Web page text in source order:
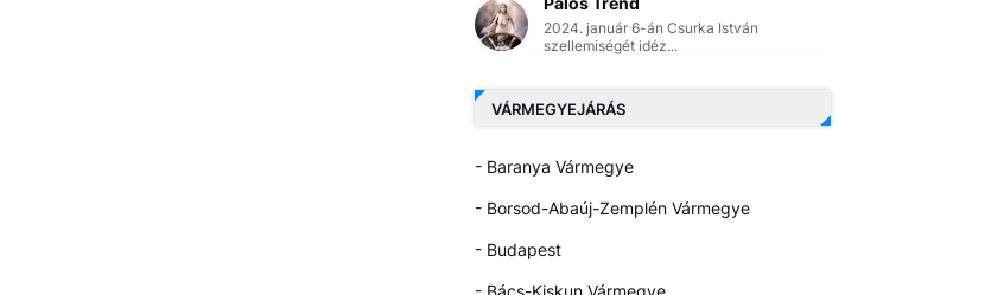
2024. január 6-án Csurka István
szellemiségét idéz...
VÁRMEGYEJÁRÁS
- Baranya Vármegye
- Borsod-Abaúj-Zemplén Vármegye
- Budapest
- Bács-Kiskun Vármegye